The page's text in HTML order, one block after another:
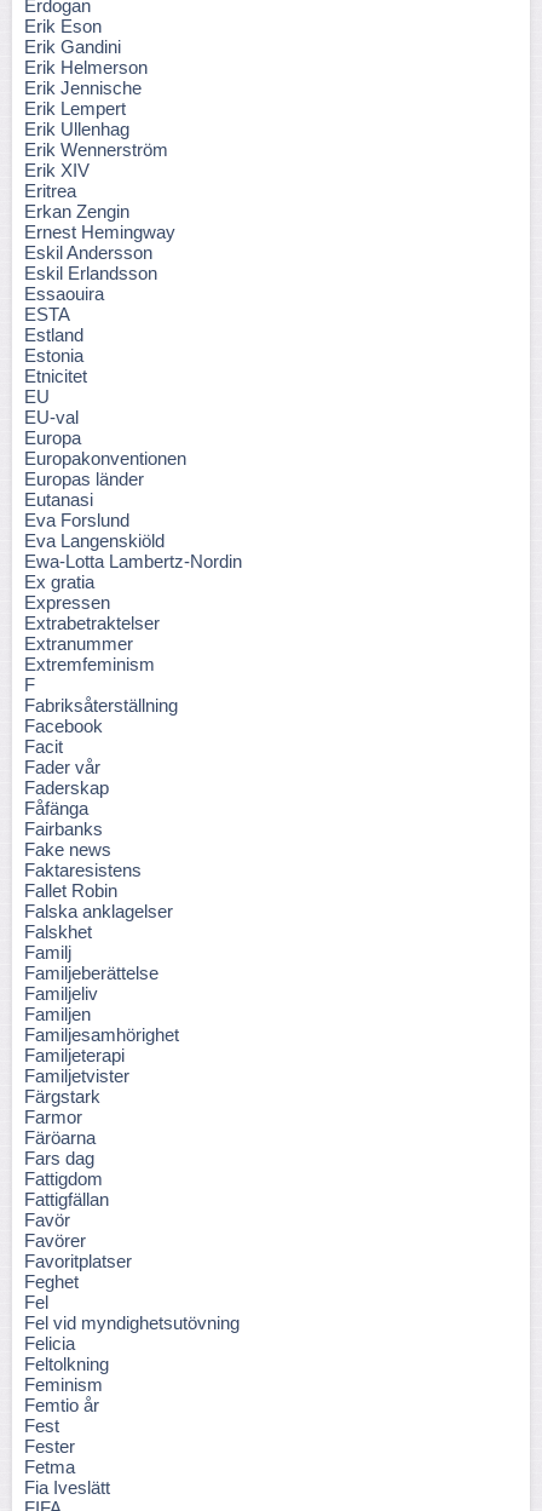
Erdogan
Erik Eson
Erik Gandini
Erik Helmerson
Erik Jennische
Erik Lempert
Erik Ullenhag
Erik Wennerström
Erik XIV
Eritrea
Erkan Zengin
Ernest Hemingway
Eskil Andersson
Eskil Erlandsson
Essaouira
ESTA
Estland
Estonia
Etnicitet
EU
EU-val
Europa
Europakonventionen
Europas länder
Eutanasi
Eva Forslund
Eva Langenskiöld
Ewa-Lotta Lambertz-Nordin
Ex gratia
Expressen
Extrabetraktelser
Extranummer
Extremfeminism
F
Fabriksåterställning
Facebook
Facit
Fader vår
Faderskap
Fåfänga
Fairbanks
Fake news
Faktaresistens
Fallet Robin
Falska anklagelser
Falskhet
Familj
Familjeberättelse
Familjeliv
Familjen
Familjesamhörighet
Familjeterapi
Familjetvister
Färgstark
Farmor
Färöarna
Fars dag
Fattigdom
Fattigfällan
Favör
Favörer
Favoritplatser
Feghet
Fel
Fel vid myndighetsutövning
Felicia
Feltolkning
Feminism
Femtio år
Fest
Fester
Fetma
Fia Iveslätt